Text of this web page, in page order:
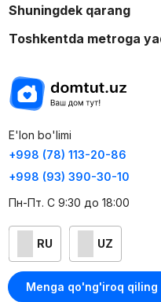
Menga qo'ng'iroq qiling
Shuningdek qarang
Toshkentda metroga
E'lon bo'limi
+998 (78) 113-20-86
+998 (93) 390-30-10
Пн-Пт. С 9:30 до 18:00
RU UZ
Kontaktlar